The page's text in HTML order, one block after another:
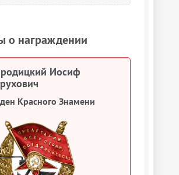
о награждении
Иосиф
Красного Знамени